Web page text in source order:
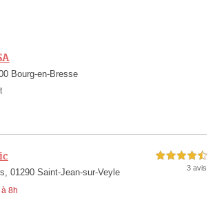
Bourg-en-Bresse
01290 Saint-Jean-sur-Veyle
8h
4,5 étoiles sur 5
3 avis